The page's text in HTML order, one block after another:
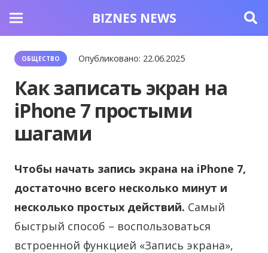
BIZNES NEWS
ОБЩЕСТВО Опубликовано: 22.06.2025
Как записать экран на
iPhone 7 простыми
шагами
Чтобы начать запись экрана на iPhone 7,
достаточно всего несколько минут и
несколько простых действий. Самый
быстрый способ – воспользоваться
встроенной функцией «Запись экрана»,